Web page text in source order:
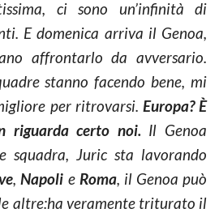
ci sono un’infinità di
E domenica arriva il Genoa,
affrontarlo da avversario.
stanno facendo bene, mi
perritrovarsi. Europa?È
riguarda certo noi.Il Genoa
squadra, Juric sta lavorando
,Napoli e Roma, il Genoa può
altre:ha veramente triturato il